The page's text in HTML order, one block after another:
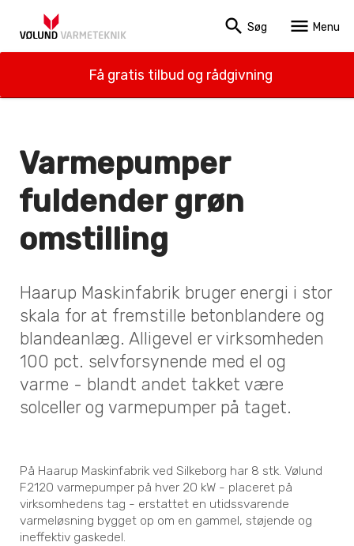
search Søg menu Menu
Få gratis tilbud og rådgivning
Varmepumper
fuldender grøn
omstilling
Haarup Maskinfabrik bruger energi i stor
skala for at fremstille betonblandere og
blandeanlæg. Alligevel er virksomheden
100 pct. selvforsynende med el og
varme - blandt andet takket være
solceller og varmepumper på taget.
På Haarup Maskinfabrik ved Silkeborg har 8 stk. Vølund
F2120 varmepumper på hver 20 kW - placeret på
virksomhedens tag - erstattet en utidssvarende
varmeløsning bygget op om en gammel, støjende og
ineffektiv gaskedel.